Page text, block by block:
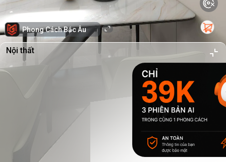
Phong Cách Bắc Âu
Nội thất